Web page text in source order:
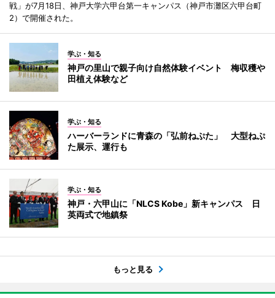
戦」が7月18日、神戸大学六甲台第一キャンパス（神戸市灘区六甲台町
2）で開催された。
学ぶ・知る
神戸の里山で親子向け自然体験イベント 梅収穫や
田植え体験など
学ぶ・知る
ハーバーランドに青森の「弘前ねぷた」 大型ねぷ
た展示、運行も
学ぶ・知る
神戸・六甲山に「NLCS Kobe」新キャンパス 日
英両式で地鎮祭
もっと見る